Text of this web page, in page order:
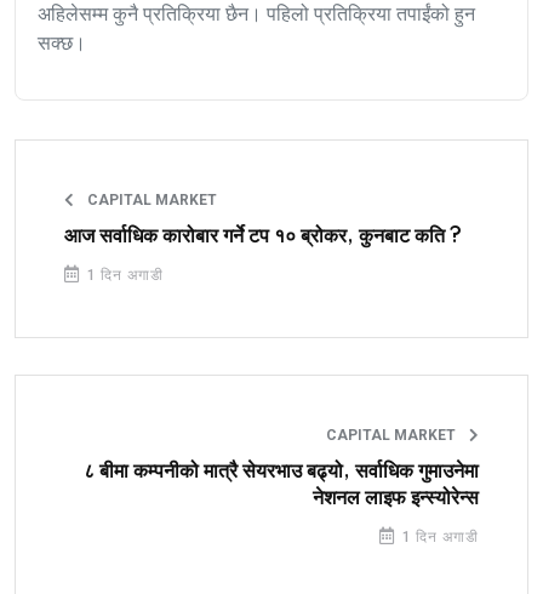
अहिलेसम्म कुनै प्रतिक्रिया छैन। पहिलो प्रतिक्रिया तपाईंको हुन
सक्छ।
CAPITAL MARKET
आज सर्वाधिक कारोबार गर्ने टप १० ब्रोकर, कुनबाट कति ?
1 दिन अगाडी
CAPITAL MARKET
८ बीमा कम्पनीको मात्रै सेयरभाउ बढ्यो, सर्वाधिक गुमाउनेमा
नेशनल लाइफ इन्स्योरेन्स
1 दिन अगाडी